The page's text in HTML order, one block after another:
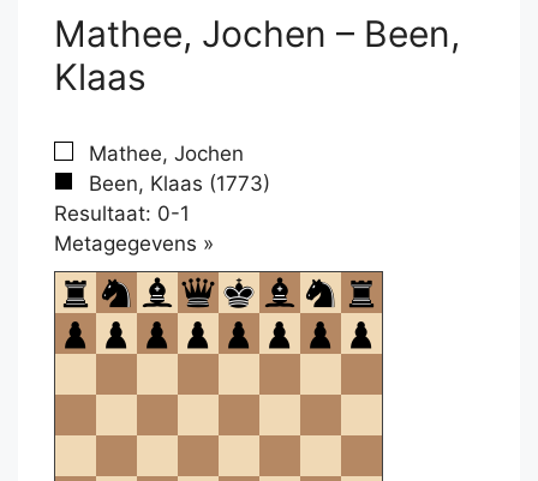
Mathee, Jochen – Been,
Klaas
Mathee, Jochen
Been, Klaas (1773)
Resultaat: 0-1
Metagegevens »
om
te
openen.